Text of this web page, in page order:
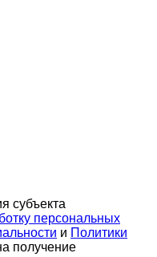
субъекта
персональных
и Политики
получение